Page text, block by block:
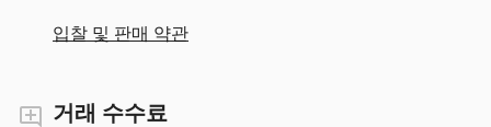
입찰 및 판매 약관
거래 수수료